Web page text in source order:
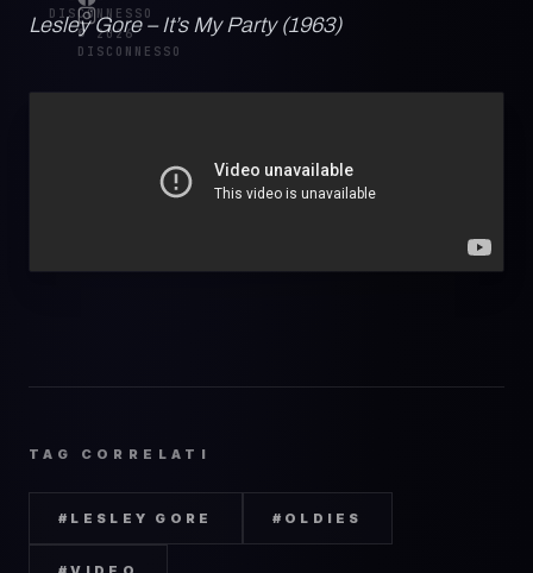
DISCONNESSO
© 2026
DISCONNESSO
Lesley Gore – It’s My Party (1963)
TAG CORRELATI
# LESLEY GORE # OLDIES